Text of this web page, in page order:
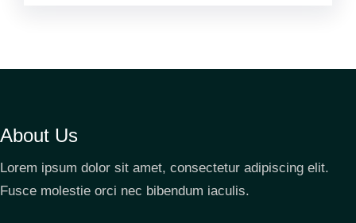
About Us
Lorem ipsum dolor sit amet, consectetur adipiscing elit.
Fusce molestie orci nec bibendum iaculis.